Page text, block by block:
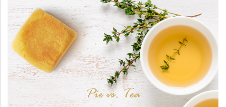
Pie vs. Tea